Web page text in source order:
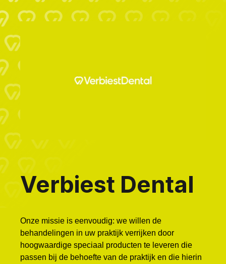
Verbiest Dental
Onze missie is eenvoudig: we willen de
behandelingen in uw praktijk verrijken door
hoogwaardige speciaal producten te leveren die
passen bij de behoefte van de praktijk en die hierin